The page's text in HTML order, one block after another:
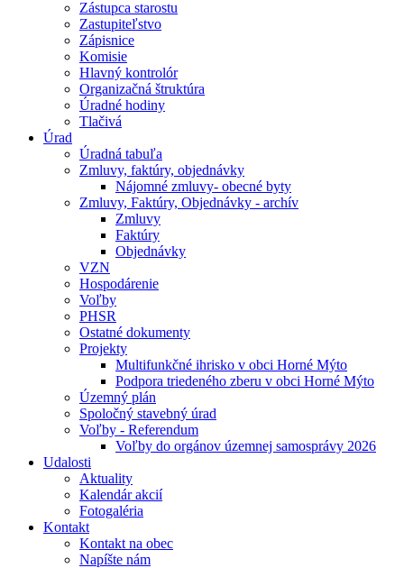
Zástupca starostu
Zastupiteľstvo
Zápisnice
Komisie
Hlavný kontrolór
Organizačná štruktúra
Úradné hodiny
Tlačivá
Úrad
Úradná tabuľa
Zmluvy, faktúry, objednávky
Nájomné zmluvy- obecné byty
Zmluvy, Faktúry, Objednávky - archív
Zmluvy
Faktúry
Objednávky
VZN
Hospodárenie
Voľby
PHSR
Ostatné dokumenty
Projekty
Multifunkčné ihrisko v obci Horné Mýto
Podpora triedeného zberu v obci Horné Mýto
Územný plán
Spoločný stavebný úrad
Voľby - Referendum
Voľby do orgánov územnej samosprávy 2026
Udalosti
Aktuality
Kalendár akcií
Fotogaléria
Kontakt
Kontakt na obec
Napíšte nám